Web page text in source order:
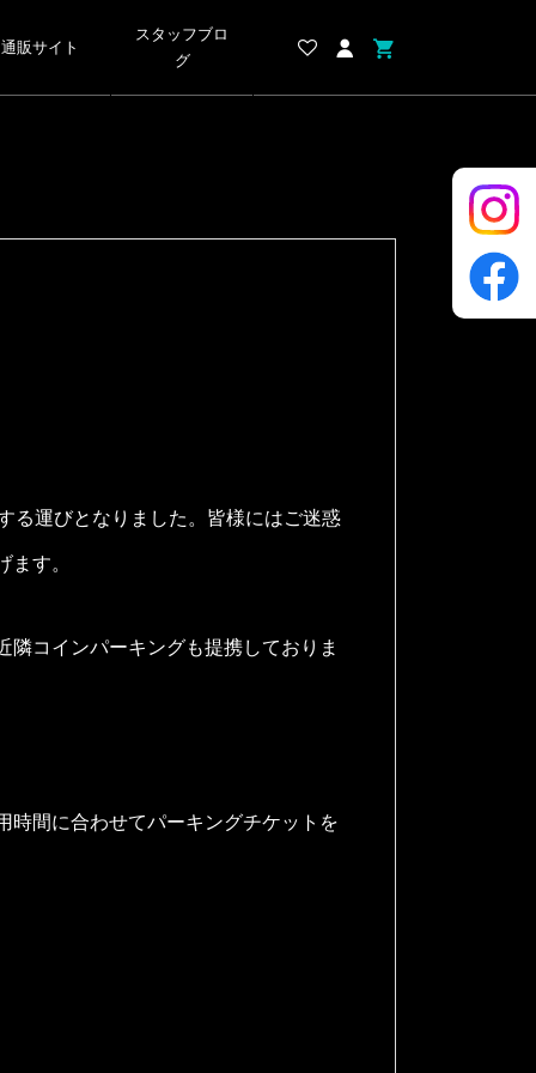
通販サイト
スタッフブロ
グ
運びとなりました。皆様にはご迷惑
す。
コインパーキングも提携しておりま
時間に合わせてパーキングチケットを